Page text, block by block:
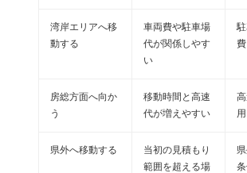
湾岸エリアへ移
動する
車両費や駐車場
代が関係しやす
い
費
房総方面へ向か
う
移動時間と高速
代が増えやすい
用
県外へ移動する
当初の見積もり
範囲を超える場